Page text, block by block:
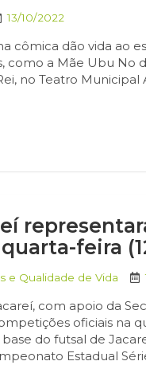
13/10/2022
cômica dão vida ao
como a Mãe Ubu No
no Teatro Municipal
feira
e Qualidade de Vida
com apoio da
oficiais na
do futsal de
Estadual